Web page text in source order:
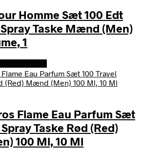
Homme Sæt 100 Edt
Taske Mænd (Men)
1
Flame Eau Parfum Sæt
Taske Rød (Red)
100 Ml, 10 Ml